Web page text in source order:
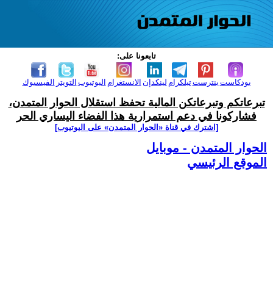
تابعونا على:
الفيسبوك التويتر اليوتيوب الانستغرام لينكدإن تيلكرامبنترست بودكاست
تبرعاتكم وتبرعاتكن المالية تحفظ استقلال الحوار المتمدن،
فشاركونا في دعم استمرارية هذا الفضاء اليساري الحر
[اشترك في قناة ‫«الحوار المتمدن» على اليوتيوب]
الحوار المتمدن - موبايل
الموقع الرئيسي